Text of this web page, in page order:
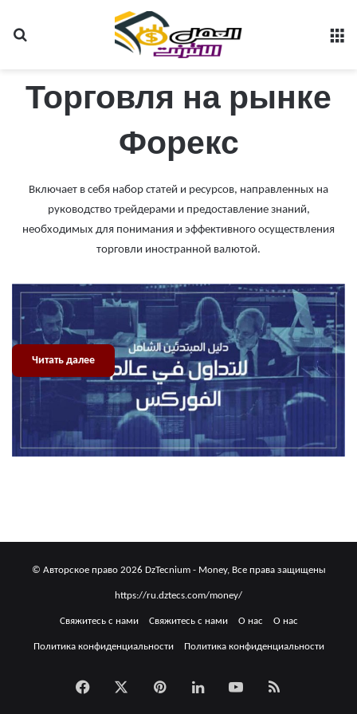
Торговля на рынке
Форекс
Включает в себя набор статей и ресурсов, направленных на
руководство трейдерами и предоставление знаний,
необходимых для понимания и эффективного осуществления
торговли иностранной валютой.
Торговля на Форекс для начинающих может быть чрезвычайно сложной
задачей. Это во многом связано с нереалистичными ожиданиями,
распространенными среди новичков…
Читать далее
© Авторское право 2026 DzTecnium - Money, Все права защищены
https://ru.dztecs.com/money/
Свяжитесь с нами Свяжитесь с нами О нас О нас
Политика конфиденциальности Политика конфиденциальности
Facebook PinterestLinkedInYouTubeRSS